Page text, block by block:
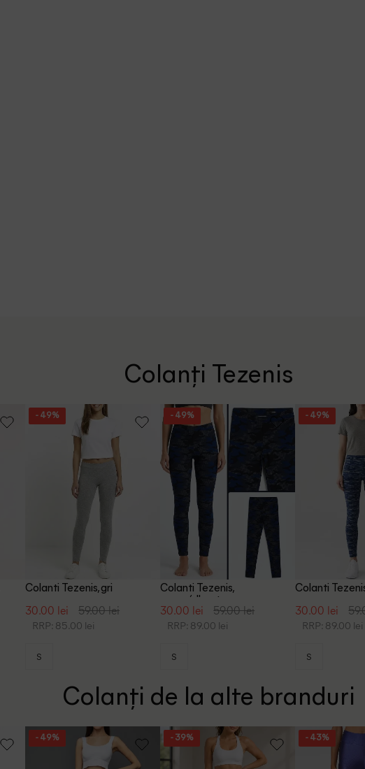
Colanți Tezenis
- 49%
Colanti Tezenis, gri
30.00 lei 59.00 lei
RRP: 85.00 lei
S
- 49%
Colanti Tezenis,
negru/albastru
30.00 lei 59.00 lei
RRP: 89.00 lei
S
- 49%
Colanti
30.00 lei
RRP: 89.00 lei
S
Colanți de la alte branduri
- 49% - 39% - 43%